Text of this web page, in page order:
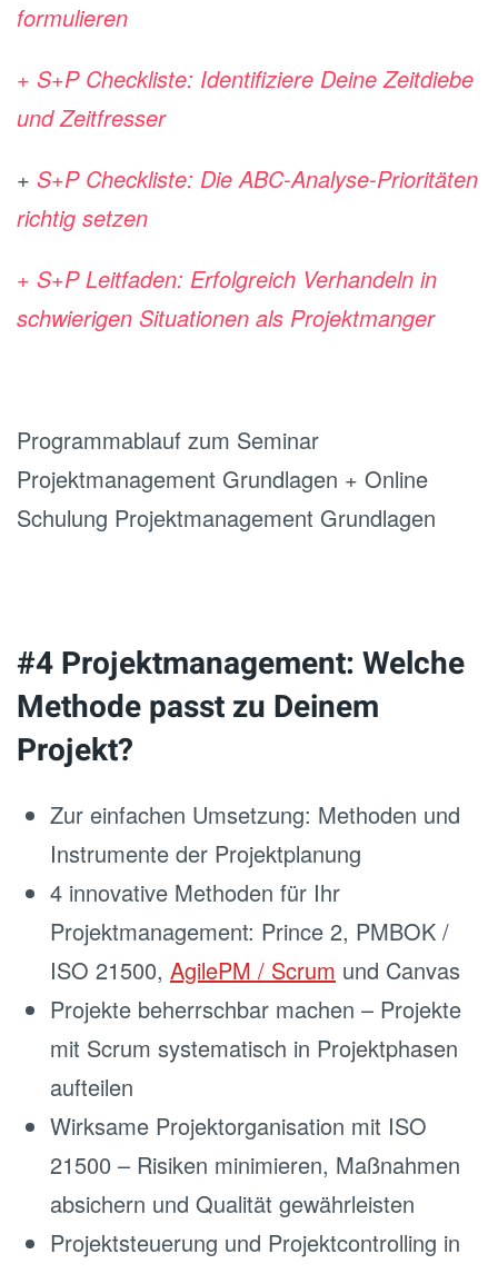
formulieren
+ S+P Checkliste: Identifiziere Deine Zeitdiebe
und Zeitfresser
+ S+P Checkliste: Die ABC-Analyse-Prioritäten
richtig setzen
+ S+P Leitfaden: Erfolgreich Verhandeln in
schwierigen Situationen als Projektmanger
Programmablauf zum Seminar
Projektmanagement Grundlagen + Online
Schulung Projektmanagement Grundlagen
#4 Projektmanagement: Welche
Methode passt zu Deinem
Projekt?
Zur einfachen Umsetzung: Methoden und
Instrumente der Projektplanung
4 innovative Methoden für Ihr
Projektmanagement: Prince 2, PMBOK /
ISO 21500, AgilePM / Scrum und Canvas
Projekte beherrschbar machen – Projekte
mit Scrum systematisch in Projektphasen
aufteilen
Wirksame Projektorganisation mit ISO
21500 – Risiken minimieren, Maßnahmen
absichern und Qualität gewährleisten
Projektsteuerung und Projektcontrolling in